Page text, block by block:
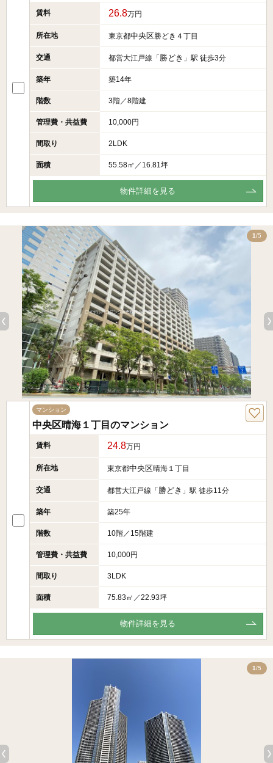
賃料 26.8万円
所在地 東京都中央区勝どき４丁目
交通 都営大江戸線「 勝どき 」駅 徒歩3分
築年 築14年
階数 3階／8階建
管理費・共益費 10,000円
間取り 2LDK
面積 55.58㎡／16.81坪
物件詳細を見る
1/5
マンション
中央区晴海１丁目のマンション
賃料 24.8万円
所在地 東京都中央区晴海１丁目
交通 都営大江戸線「 勝どき 」駅 徒歩11分
築年 築25年
階数 10階／15階建
管理費・共益費 10,000円
間取り 3LDK
面積 75.83㎡／22.93坪
物件詳細を見る
1/5